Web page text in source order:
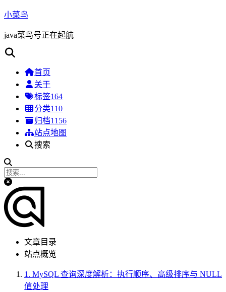
小菜鸟
java菜鸟号正在起航
首页
关于
标签164
分类110
归档1156
站点地图
搜索
文章目录
站点概览
1. MySQL 查询深度解析：执行顺序、高级排序与 NULL
值处理